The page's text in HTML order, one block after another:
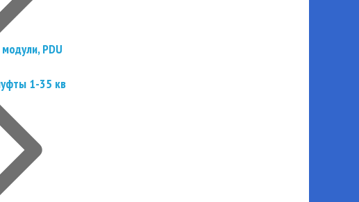
PDU
1-35 кв